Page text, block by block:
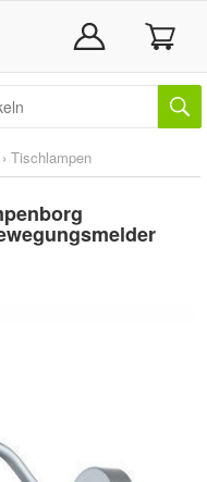
› Tischlampen